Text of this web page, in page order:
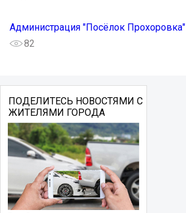
Администрация "Посёлок Прохоровка"
82
ПОДЕЛИТЕСЬ НОВОСТЯМИ С
ЖИТЕЛЯМИ ГОРОДА